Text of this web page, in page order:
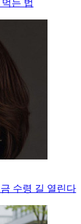
는 법
수령 길 열린다